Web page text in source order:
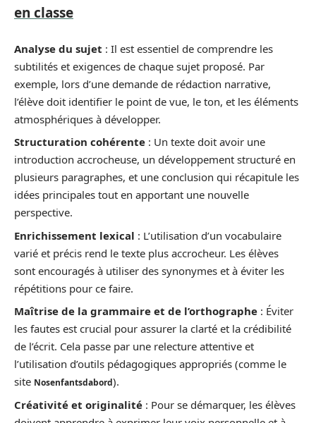
en classe
Analyse du sujet : Il est essentiel de comprendre les
subtilités et exigences de chaque sujet proposé. Par
exemple, lors d’une demande de rédaction narrative,
l’élève doit identifier le point de vue, le ton, et les éléments
atmosphériques à développer.
Structuration cohérente : Un texte doit avoir une
introduction accrocheuse, un développement structuré en
plusieurs paragraphes, et une conclusion qui récapitule les
idées principales tout en apportant une nouvelle
perspective.
Enrichissement lexical : L’utilisation d’un vocabulaire
varié et précis rend le texte plus accrocheur. Les élèves
sont encouragés à utiliser des synonymes et à éviter les
répétitions pour ce faire.
Maîtrise de la grammaire et de l’orthographe : Éviter
les fautes est crucial pour assurer la clarté et la crédibilité
de l’écrit. Cela passe par une relecture attentive et
l’utilisation d’outils pédagogiques appropriés (comme le
site Nosenfantsdabord).
Créativité et originalité : Pour se démarquer, les élèves